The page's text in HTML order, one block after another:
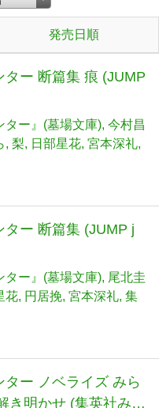
発売日順
ー 断篇集 痕 (JUMP
ター』(墓場文庫) 今村昌
梨 日部星花 宮本深礼
ー 断篇集 (JUMP j
ター』(墓場文庫) 尾北圭
花 円居挽 宮本深礼 集
ー ノベライズ みら
き明かせ (集英社みら